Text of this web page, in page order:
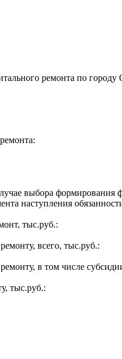
ремонта по городу
выбора формирования
наступления
тыс.руб.:
всего, тыс.руб.:
в том числе
тыс.руб.: